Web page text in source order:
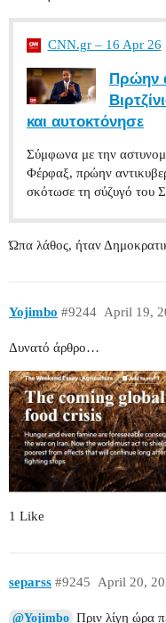
CNN.gr – 16 Apr 26
Πρώην
και αυτοκτόνησε
Σύμφωνα με την
Φέρφαξ, πρώην
σκότωσε τη σύζυγό του
Ώπα λάθος, ήταν
Yojimbo April 19,
#9244
Δυνατό άρθρο…
1 Like
separss April 20,
#9245
@Yojimbo Πριν λίγη ώρα